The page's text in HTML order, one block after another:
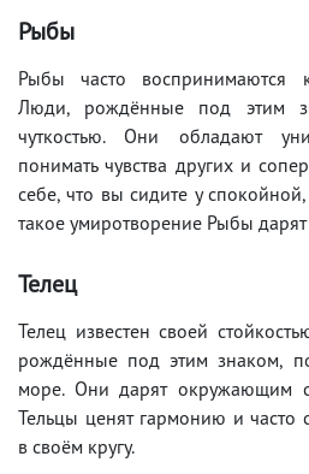
Рыбы
Рыбы часто воспринимаются
Люди, рождённые под этим
чуткостью. Они обладают
понимать чувства других и
себе, что вы сидите у
такое умиротворение Рыбы
Телец
Телец известен своей
рождённые под этим знаком,
море. Они дарят окружающим
Тельцы ценят гармонию и часто
в своём кругу.